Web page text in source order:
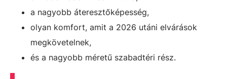
a nagyobb áteresztőképesség,
olyan komfort, amit a 2026 utáni elvárások
megkövetelnek,
és a nagyobb méretű szabadtéri rész.